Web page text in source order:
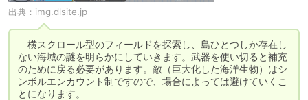
出典： img.dlsite.jp
横スクロール型のフィールドを探索し、島ひとつしか存在し
ない海域の謎を明らかにしていきます。武器を使い切ると補充
のために戻る必要があります。敵（巨大化した海洋生物）はシ
ンボルエンカウント制ですので、場合によっては避けていくこ
とになります。